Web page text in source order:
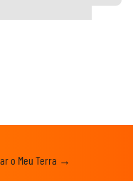
o Meu Terra →